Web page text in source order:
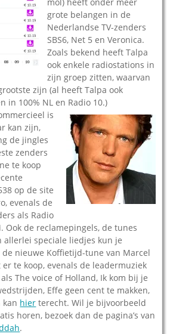
grote belangen in de
Nederlandse TV-zenders
SBS6, Net 5 en Veronica.
Zoals bekend heeft Talpa
ook enkele radiostations in
zijn groep zitten, waarvan
zijn (al heeft Talpa ook
in 100% NL en Radio 10.)
is
kan zijn,
de jingles
zenders
te koop
op de site
evenals de
als Radio
Ook de reclamepingels, de tunes
allerlei speciale liedjes kun je
de nieuwe Koffietijd-tune van Marcel
te koop, evenals de leadermuziek
The voice of Holland, Ik kom bij je
Effe geen cent te makken,
kan hier terecht. Wil je bijvoorbeeld
horen, bezoek dan de pagina’s van
.